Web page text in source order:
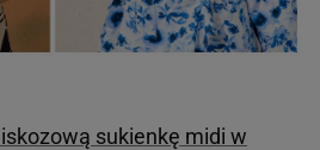
sukienkę midi w